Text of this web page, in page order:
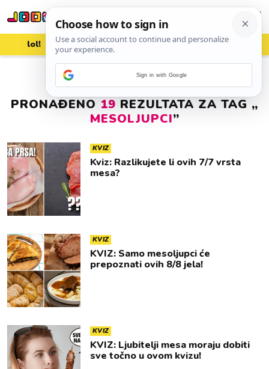
lol! aww vrh! woot?!
PRONAĐENO 19 REZULTATA ZA TAG „
MESOLJUPCI”
KVIZ
Kviz: Razlikujete li ovih 7/7 vrsta
mesa?
KVIZ
KVIZ: Samo mesoljupci će
prepoznati ovih 8/8 jela!
KVIZ
KVIZ: Ljubitelji mesa moraju dobiti
sve točno u ovom kvizu!
Sign in with Google